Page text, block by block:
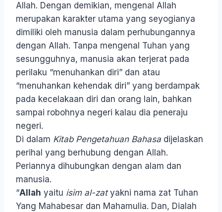
Allah. Dengan demikian, mengenal Allah
merupakan karakter utama yang seyogianya
dimiliki oleh manusia dalam perhubungannya
dengan Allah. Tanpa mengenal Tuhan yang
sesungguhnya, manusia akan terjerat pada
perilaku “menuhankan diri” dan atau
“menuhankan kehendak diri” yang berdampak
pada kecelakaan diri dan orang lain, bahkan
sampai robohnya negeri kalau dia peneraju
negeri.
Di dalam Kitab Pengetahuan Bahasa dijelaskan
perihal yang berhubung dengan Allah.
Periannya dihubungkan dengan alam dan
manusia.
“Allah yaitu isim al-zatyakni nama zat Tuhan
Yang Mahabesar dan Mahamulia. Dan, Dialah